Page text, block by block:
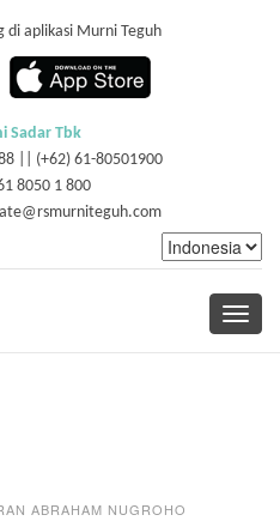
di aplikasi Murni Teguh
Sadar Tbk
|| (+62) 61-80501900
8050 1 800
Toggle
ABRAHAM NUGROHO